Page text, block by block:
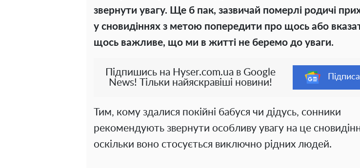
звернути увагу. Ще б пак, зазвичай померлі родичі
у сновидіннях з метою попередити про щось або
щось важливе, що ми в житті не беремо до уваги.
Підпишись на Hyser.com.ua в Google
News! Тільки найяскравіші новини!
Тим, кому здалися покійні бабуся чи дідусь, сонники
рекомендують звернути особливу увагу на це
оскільки воно стосується виключно рідних людей.